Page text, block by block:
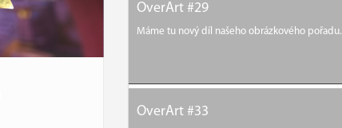
OverArt #29
Máme tu nový díl našeho obrázkového pořadu.
OverArt #33